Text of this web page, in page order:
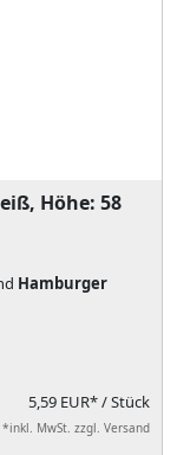
Höhe: 58
Hamburger
5,59 EUR*/ Stück
*inkl. MwSt. zzgl. Versand